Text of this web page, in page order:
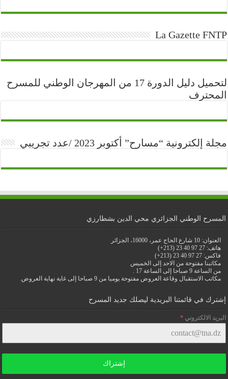
La Gazette FNTP
لتحميل دليل الدورة 17 من المهرجان الوطني للمسرح
المحترف
مجلة إلكترونية “مسارح” أكتوبر 2023 /عدد تجريبي
المسرح الوطني الجزائري محي الدين بشطارزي
العنوان: 10 شارع الحاج عمر، 16000، الجزائر
هاتف: 27 97 40 23 (213+)
فاكس: 27 97 40 23 (213+)
مكاتبنا مفتوحة من الاحد إلى الخميس
من الساعة 9 صباحا إلى الساعة 17 .
مكاتب الاستقبال وقاعة العروض مفتوحة يوميا من 9 صباحا إلى غاية نهاية العروض.
إشترك في قائمتنا البريدية ليصلك جديد المسرح
البريد الالكتروني *
إشتراك